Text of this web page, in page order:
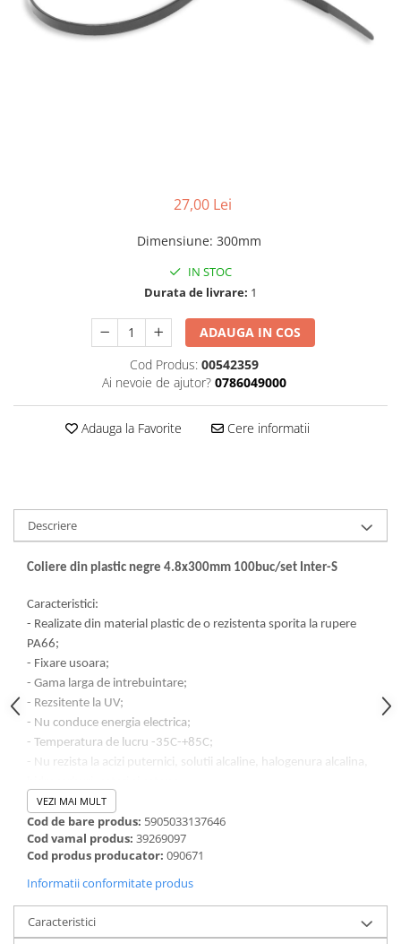
Foarfeci de mana
Galeti de lucru si accesorii
Razuri si razuitoare de mana
Surubelnite si seturi de
Tubulare 1/2 si accesorii
27,00 Lei
Dimensiune: 300mm
IN STOC
Durata de livrare: 1
ADAUGA IN COS
Cod Produs: 00542359
Ai nevoie de ajutor? 0786049000
Adauga la Favorite Cere informatii
Descriere
Coliere din plastic negre 4.8x300mm 100buc/set Inter-S
Caracteristici:
- Realizate din material plastic de o rezistenta sporita la rupere
PA66;
- Fixare usoara;
- Gama larga de intrebuintare;
- Rezsitente la UV;
- Nu conduce energia electrica;
- Temperatura de lucru -35C-+85C;
- Nu rezista la acizi puternici, solutii alcaline, halogenura alcalina,
- Rezistenta la foc: V2-UL 94;
- Fabricate in Polonia;
VEZI MAI MULT
Cod de bare produs: 5905033137646
Cod vamal produs: 39269097
Cod produs producator: 090671
Informatii conformitate produs
Caracteristici